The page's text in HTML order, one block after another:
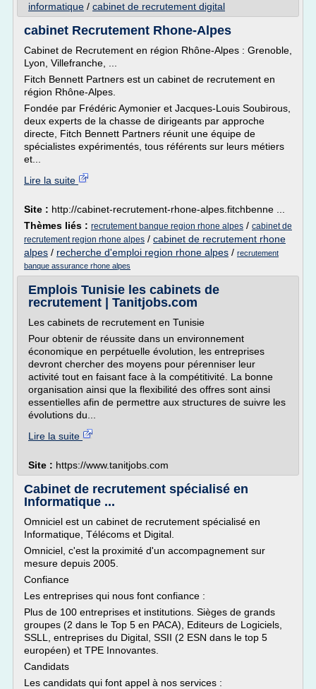
informatique / cabinet de recrutement digital
cabinet Recrutement Rhone-Alpes
Cabinet de Recrutement en région Rhône-Alpes : Grenoble,
Lyon, Villefranche, ...
Fitch Bennett Partners est un cabinet de recrutement en
région Rhône-Alpes.
Fondée par Frédéric Aymonier et Jacques-Louis Soubirous,
deux experts de la chasse de dirigeants par approche
directe, Fitch Bennett Partners réunit une équipe de
spécialistes expérimentés, tous référents sur leurs métiers
et...
Lire la suite
Site : http://cabinet-recrutement-rhone-alpes.fitchbenne ...
Thèmes liés : recrutement banque region rhone alpes / cabinet de
recrutement region rhone alpes / cabinet de recrutement rhone
alpes / recherche d'emploi region rhone alpes / recrutement
banque assurance rhone alpes
Emplois Tunisie les cabinets de
recrutement | Tanitjobs.com
Les cabinets de recrutement en Tunisie
Pour obtenir de réussite dans un environnement
économique en perpétuelle évolution, les entreprises
devront chercher des moyens pour pérenniser leur
activité tout en faisant face à la compétitivité. La bonne
organisation ainsi que la flexibilité des offres sont ainsi
essentielles afin de permettre aux structures de suivre les
évolutions du...
Lire la suite
Site : https://www.tanitjobs.com
Cabinet de recrutement spécialisé en
Informatique ...
Omniciel est un cabinet de recrutement spécialisé en
Informatique, Télécoms et Digital.
Omniciel, c'est la proximité d'un accompagnement sur
mesure depuis 2005.
Confiance
Les entreprises qui nous font confiance :
Plus de 100 entreprises et institutions. Sièges de grands
groupes (2 dans le Top 5 en PACA), Editeurs de Logiciels,
SSLL, entreprises du Digital, SSII (2 ESN dans le top 5
européen) et TPE Innovantes.
Candidats
Les candidats qui font appel à nos services :